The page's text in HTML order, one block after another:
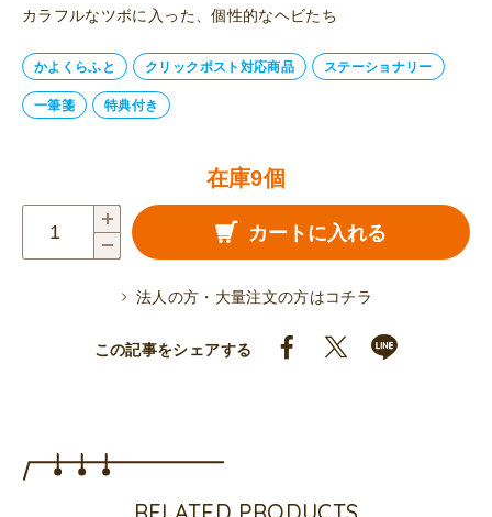
カラフルなツボに入った、個性的なヘビたち
かよくらふと クリックポスト対応商品 ステーショナリー
一筆箋 特典付き
在庫9個
カートに入れる
法人の方・大量注文の方はコチラ
この記事をシェアする